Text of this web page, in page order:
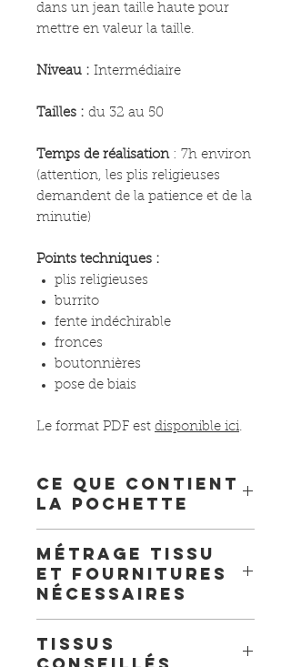
dans un jean taille haute pour
mettre en valeur la taille.
Niveau : Intermédiaire
Tailles : du 32 au 50
Temps de réalisation: 7h environ
(attention, les plis religieuses
demandent de la patience et de la
minutie)
Points techniques :
plis religieuses
burrito
fente indéchirable
fronces
boutonnières
pose de biais
Le format PDF est disponible ici.
Ce que contient
la pochette
pour ranger votre patron.
Le planche de patron format A0
imprimée en couleurs.
schémas.
Métrage tissu
et fournitures
nécessaires
métrage dans photos)
Tissus